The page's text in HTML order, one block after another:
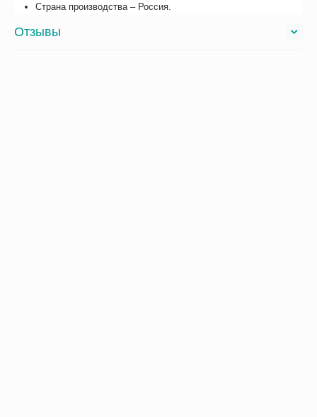
Страна производства – Россия.
Отзывы